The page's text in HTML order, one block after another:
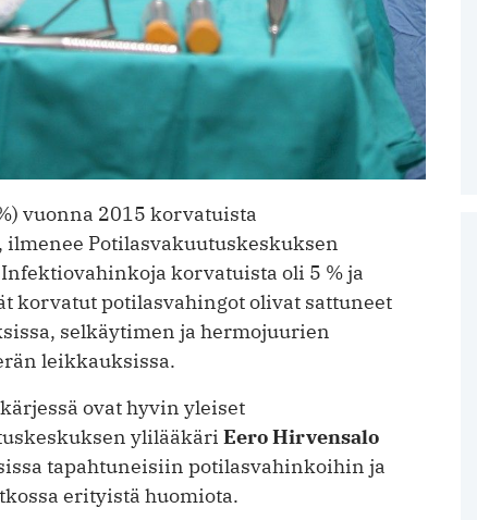
vuonna 2015 korvatuista
Potilasvakuutuskeskuksen
korvatuista oli 5 % ja
korvatut potilasvahingot olivat sattuneet
selkäytimen ja hermojuurien
leikkauksissa.
ovat hyvin yleiset
ylilääkäri Eero Hirvensalo
tapahtuneisiin potilasvahinkoihin ja
erityistä huomiota.